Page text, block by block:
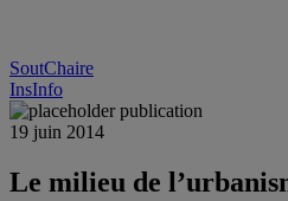
SoutChaire
InsInfo
19 juin 2014
Le milieu de